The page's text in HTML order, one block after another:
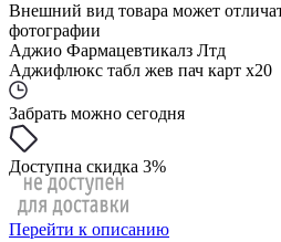
Внешний вид товара может
фотографии
Аджио Фармацевтикалз Лтд
Аджифлюкс табл жев пач карт x20
Забрать можно сегодня
Доступна скидка 3%
Перейти к описанию